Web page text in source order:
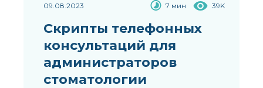
09.08.2023 7 мин 39K
Скрипты телефонных
консультаций для
администраторов
стоматологии